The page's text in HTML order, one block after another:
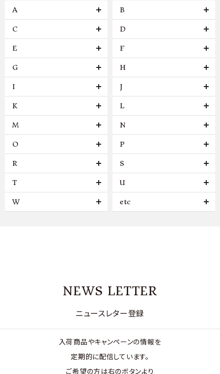
A B
C D
E F
G H
I J
K L
M N
O P
R S
T U
W etc
NEWS LETTER
ニュースレター登録
入荷商品やキャンペーンの情報を
定期的に配信しています。
ご希望の方は右のボタンより